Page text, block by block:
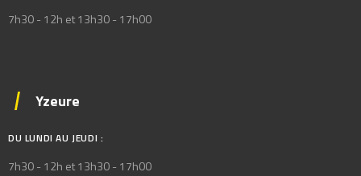
7h30 - 12h et 13h30 - 17h00
Yzeure
DU LUNDI AU JEUDI :
7h30 - 12h et 13h30 - 17h00